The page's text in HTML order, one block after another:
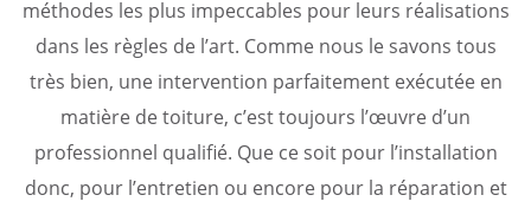
méthodes les plus impeccables pour leurs réalisations
dans les règles de l’art. Comme nous le savons tous
très bien, une intervention parfaitement exécutée en
matière de toiture, c’est toujours l’œuvre d’un
professionnel qualifié. Que ce soit pour l’installation
donc, pour l’entretien ou encore pour la réparation et